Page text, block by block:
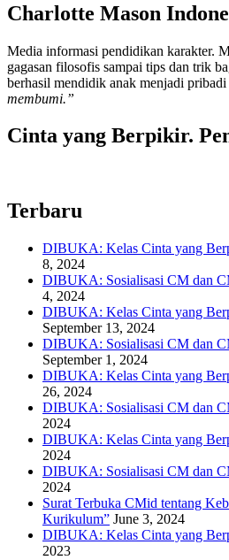
Charlotte Mason
Media informasi pendidikan karakter.
gagasan filosofis sampai tips dan trik
berhasil mendidik anak menjadi
membumi.”
Cinta yang Berpikir.
Terbaru
DIBUKA: Kelas Cinta yang
8, 2024
DIBUKA: Sosialisasi CM dan
4, 2024
DIBUKA: Kelas Cinta yang
September 13, 2024
DIBUKA: Sosialisasi CM dan
September 1, 2024
DIBUKA: Kelas Cinta yang
26, 2024
DIBUKA: Sosialisasi CM dan
2024
DIBUKA: Kelas Cinta yang
2024
DIBUKA: Sosialisasi CM dan
2024
Surat Terbuka CMid tentang
Kurikulum” June 3, 2024
DIBUKA: Kelas Cinta yang
2023